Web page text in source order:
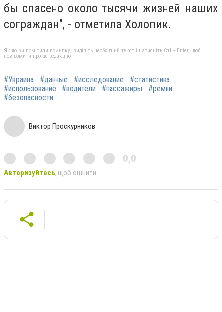
бы спасено около тысячи жизней наших
сограждан", - отметила Холопик.
Якщо ви помітили помилку, виділіть необхідний текст і натисніть Ctrl + Enter, щоб
повідомити про це редакцію
#Украина #данные #исследование
#статистика
#использование
#водители #пассажиры
#ремни
#безопасности
Виктор Проскурников
0,0
Авторизуйтесь, щоб оцінити